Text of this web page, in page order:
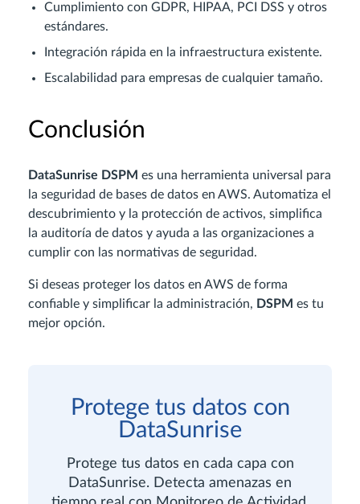
Cumplimiento con GDPR, HIPAA, PCI DSS y otros
estándares.
Integración rápida en la infraestructura existente.
Escalabilidad para empresas de cualquier tamaño.
Conclusión
DataSunrise DSPM es una herramienta universal para
la seguridad de bases de datos en AWS. Automatiza el
descubrimiento y la protección de activos, simplifica
la auditoría de datos y ayuda a las organizaciones a
cumplir con las normativas de seguridad.
Si deseas proteger los datos en AWS de forma
confiable y simplificar la administración, DSPM es tu
mejor opción.
Protege tus datos con
DataSunrise
Protege tus datos en cada capa con
DataSunrise. Detecta amenazas en